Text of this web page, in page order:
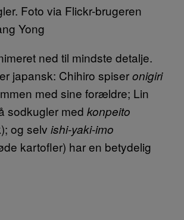
Foto via Flickr-brugeren
Yong
ned til mindste detalje.
japansk: Chihiro spiseronigiri
med sine forældre; Lin
sodkugler med konpeito
og selv ishi-yaki-imo
kartofler) har en betydelig